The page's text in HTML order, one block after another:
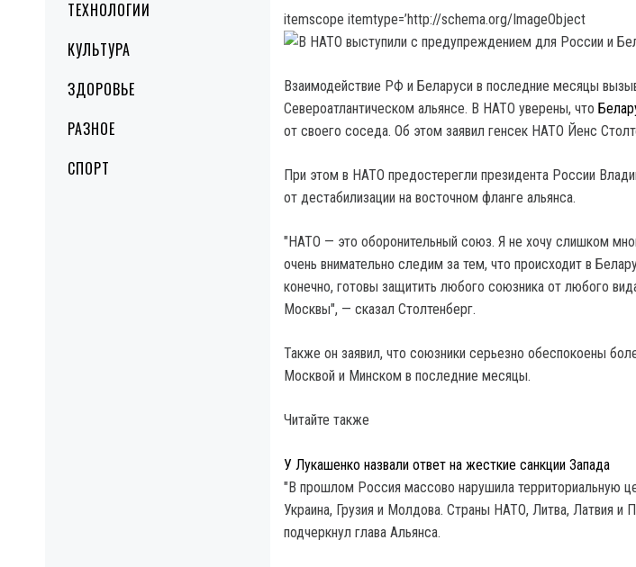
ТЕХНОЛОГИИ
КУЛЬТУРА
ЗДОРОВЬЕ
РАЗНОЕ
СПОРТ
itemscope itemtype=’http://schema.org/ImageObject
Взаимодействие РФ и Беларуси в последние месяцы
Североатлантическом альянсе. В НАТО уверены, что
от своего соседа. Об этом заявил генсек НАТО Йенс
При этом в НАТО предостерегли президента России
от дестабилизации на восточном фланге альянса.
"НАТО — это оборонительный союз. Я не хочу слишком
очень внимательно следим за тем, что происходит в
конечно, готовы защитить любого союзника от любого
Москвы", — сказал Столтенберг.
Также он заявил, что союзники серьезно обеспокоены
Москвой и Минском в последние месяцы.
Читайте также
У Лукашенко назвали ответ на жесткие санкции Запада
"В прошлом Россия массово нарушила территориальную
Украина, Грузия и Молдова. Страны НАТО, Литва, Латвия и
подчеркнул глава Альянса.